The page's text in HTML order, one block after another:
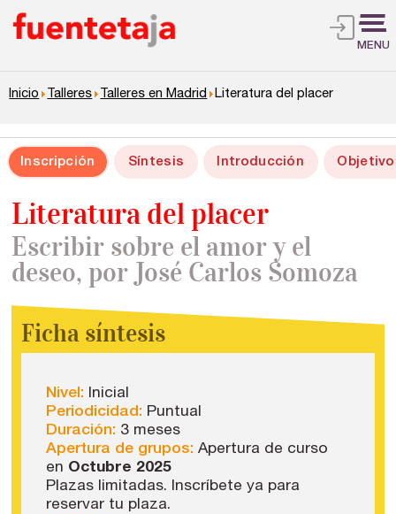
MENU
Inicio Talleres Talleres en Madrid Literatura del placer
Inscripción Síntesis Introducción
Literatura del placer
Escribir sobre el amor y el
deseo, por José Carlos Somoza
Ficha síntesis
Nivel: Inicial
Periodicidad: Puntual
Duración: 3 meses
Apertura de grupos: Apertura de curso
en Octubre 2025
Plazas limitadas. Inscríbete ya para
reservar tu plaza.